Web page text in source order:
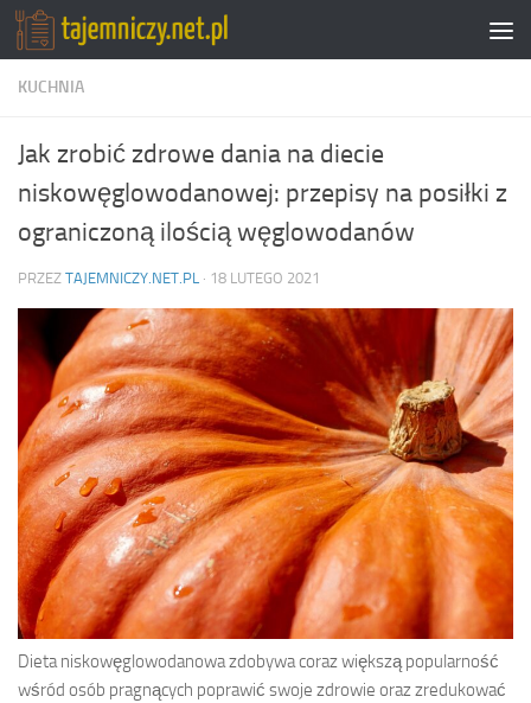
Przejdź do treści
KUCHNIA
Jak zrobić zdrowe dania na diecie
niskowęglowodanowej: przepisy na posiłki z
ograniczoną ilością węglowodanów
PRZEZ TAJEMNICZY.NET.PL · 18 LUTEGO 2021
Dieta niskowęglowodanowa zdobywa coraz większą popularność
wśród osób pragnących poprawić swoje zdrowie oraz zredukować